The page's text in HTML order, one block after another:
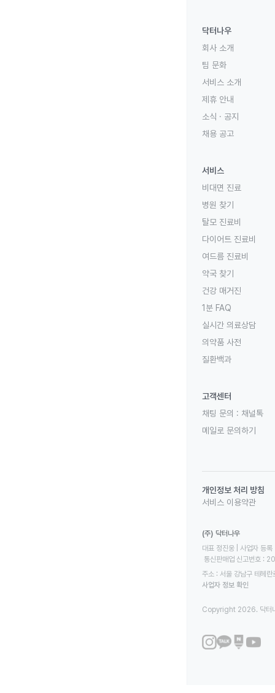
닥터나우
회사 소개
팀 문화
서비스 소개
제휴 안내
소식 · 공지
채용 공고
서비스
비대면 진료
병원 찾기
탈모 진료비
다이어트 진료비
여드름 진료비
약국 찾기
건강 매거진
1분 FAQ
실시간 의료상담
의약품 사전
질환백과
고객센터
채팅 문의 : 채널톡
메일로 문의하기
개인정보 처리 방침
서비스 이용약관
(주) 닥터나우
대표 정진웅 | 사업자
통신판매업 신고번호
주소 : 서울 강남구 테헤
사업자 정보 확인
Copyright 2026. 닥터